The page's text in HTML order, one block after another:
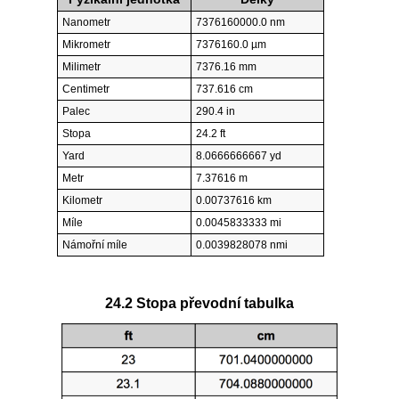
Nanometr
7376160000.0 nm
Mikrometr
7376160.0 µm
Milimetr
7376.16 mm
Centimetr
737.616 cm
Palec
290.4 in
Stopa
24.2 ft
Yard
8.0666666667 yd
Metr
7.37616 m
Kilometr
0.00737616 km
Míle
0.0045833333 mi
Námořní míle
0.0039828078 nmi
24.2 Stopa převodní tabulka